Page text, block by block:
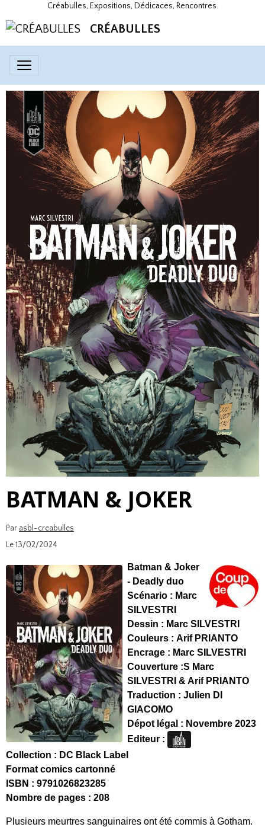
Créabulles, Expositions, Dédicaces, Rencontres.
CRÉABULLES
BATMAN & JOKER
Par asbl-creabulles
Le 13/02/2024
Batman & Joker
- Deadly duo
Scénario : Marc
SILVESTRI
Dessin : Marc SILVESTRI
Couleurs : Arif PRIANTO
Encrage : Marc SILVESTRI
Couverture :S Marc
SILVESTRI & Arif PRIANTO
Traduction : Julien DI
GIACOMO
Dépot légal : Novembre 2023
Editeur :
Collection : DC Black Label
Format comics cartonné
ISBN : 9791026823285
Nombre de pages : 208
Plusieurs meurtres sanguinaires ont été commis à Gotham.